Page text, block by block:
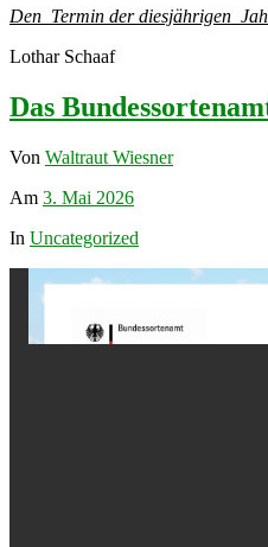
Den Termin der diesjährigen
Lothar Schaaf
Das
Von Waltraut Wiesner
Am 3. Mai 2026
In Uncategorized